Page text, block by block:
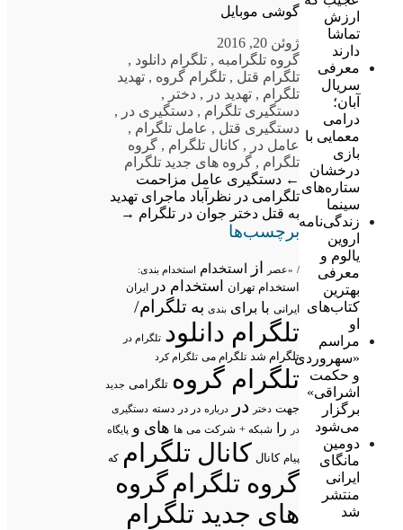
ارزش
تماشا
دارند
معرفی
سریال
آبان؛
درامی
معمایی با
بازی
درخشان
ستاره‌های
سینما
زندگی‌نامه
اروین
یالوم و
معرفی
بهترین
کتاب‌های
او
مراسم
«سهروردی
و حکمت
اشراقی»
برگزار
می‌شود
دومین
مانگای
ایرانی
منتشر
شد
گوشی موبایل
ژوئن 20, 2016
گروه تلگرامبه , تلگرام دانلود ,
تلگرام قتل , تلگرام گروه , تهدید
تلگرام , تهدید در , دختر ,
دستگیری تلگرام , دستگیری در ,
دستگیری قتل , عامل تلگرام ,
عامل در , کانال تلگرام , گروه
تلگرام , گروه های جدید تلگرام
← دستگیری عامل مزاحمت
تلگرامی در نظرآباد ماجرای تهدید
به قتل دختر جوان در تلگرام →
برچسب‌ها
/ «عصر از استخدام استخدام بندی:
استخدام تهران استخدام در ایران
ایرانی با برای بندی به تلگرام/
تلگرام دانلود تلگرام در
تلگرام شد تلگرام می تلگرام کرد
تلگرام گروه تلگرامی جدید
جهت دختر در درباره در در دسته دستگیری
در
را شبکه + شرکت می ها های و پایگاه
پیام کانال کانال تلگرام که
گروه تلگرامگروه
های جدید تلگرام